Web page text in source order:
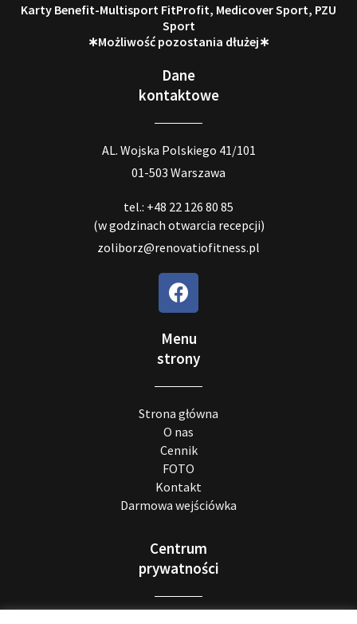
Karty Benefit-Multisport FitProfit, Medicover Sport, PZU
Sport
∗Możliwość pozostania dłużej∗
Dane
kontaktowe
AL. Wojska Polskiego 41/101
01-503 Warszawa
tel.: +48 22 126 80 85
(w godzinach otwarcia recepcji)
zoliborz@renovatiofitness.pl
Menu
strony
Strona główna
O nas
Cennik
FOTO
Kontakt
Darmowa wejściówka
Centrum
prywatności